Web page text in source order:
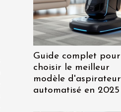
Guide complet pour
choisir le meilleur
modèle d'aspirateur
automatisé en 2025